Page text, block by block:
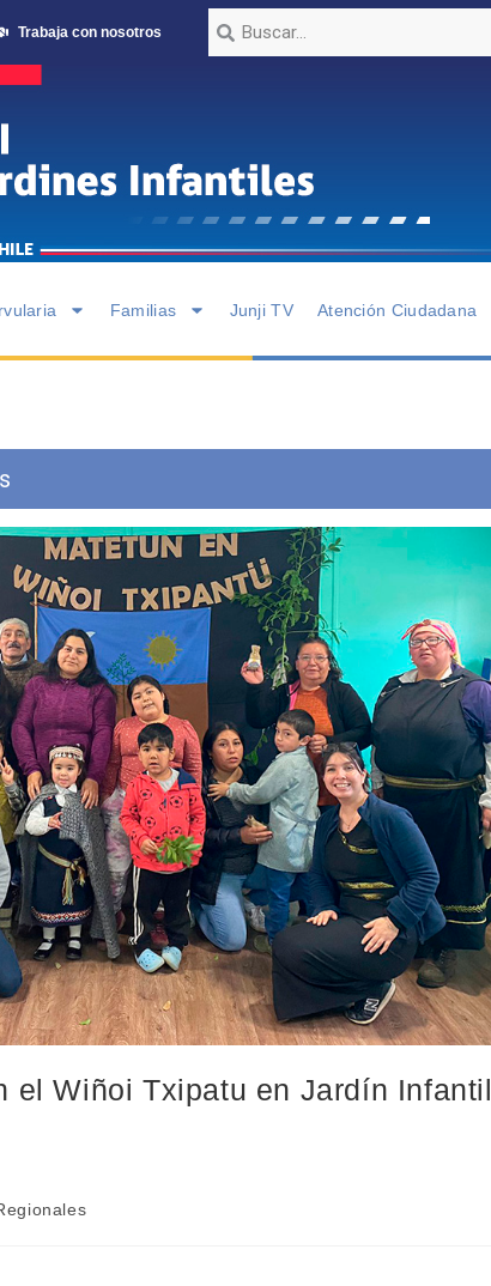
Trabaja con nosotros
Familias Junji TV Atención Ciudadana
el Wiñoi Txipatu en Jardín Infantil